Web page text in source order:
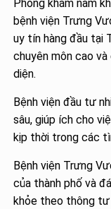
Phòng khám nam
bệnh viện Trưng
uy tín hàng đầu tại
chuyên môn cao
diện.
Bệnh viện đầu tư
sâu, giúp ích cho
kịp thời trong các
Bệnh viện Trưng
của thành phố và
khỏe theo thông